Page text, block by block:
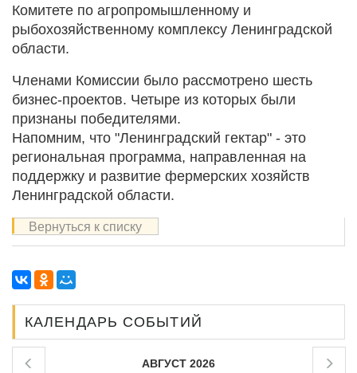
Комитете по агропромышленному и
рыбохозяйственному комплексу Ленинградской
области.
Членами Комиссии было рассмотрено шесть
бизнес-проектов. Четыре из которых были
признаны победителями.
Напомним, что "Ленинградский гектар" - это
региональная программа, направленная на
поддержку и развитие фермерских хозяйств
Ленинградской области.
Вернуться к списку
КАЛЕНДАРЬ СОБЫТИЙ
АВГУСТ 2026